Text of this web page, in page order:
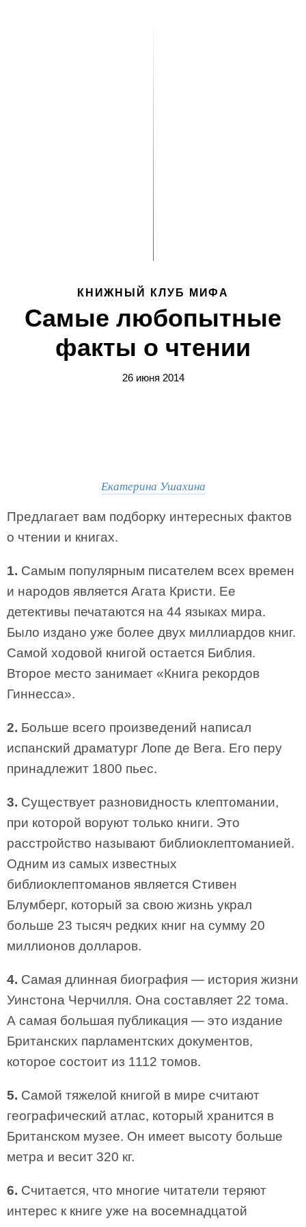
КНИЖНЫЙ КЛУБ МИФА
Самые любопытные
факты о чтении
26 июня 2014
Екатерина Ушахина
Предлагает вам подборку интересных фактов
о чтении и книгах.
1. Самым популярным писателем всех времен
и народов является Агата Кристи. Ее
детективы печатаются на 44 языках мира.
Было издано уже более двух миллиардов книг.
Самой ходовой книгой остается Библия.
Второе место занимает «Книга рекордов
Гиннесса».
2. Больше всего произведений написал
испанский драматург Лопе де Вега. Его перу
принадлежит 1800 пьес.
3. Существует разновидность клептомании,
при которой воруют только книги. Это
расстройство называют библиоклептоманией.
Одним из самых известных
библиоклептоманов является Стивен
Блумберг, который за свою жизнь украл
больше 23 тысяч редких книг на сумму 20
миллионов долларов.
4. Самая длинная биография — история жизни
Уинстона Черчилля. Она составляет 22 тома.
А самая большая публикация — это издание
Британских парламентских документов,
которое состоит из 1112 томов.
5. Самой тяжелой книгой в мире считают
географический атлас, который хранится в
Британском музее. Он имеет высоту больше
метра и весит 320 кг.
6. Считается, что многие читатели теряют
интерес к книге уже на восемнадцатой